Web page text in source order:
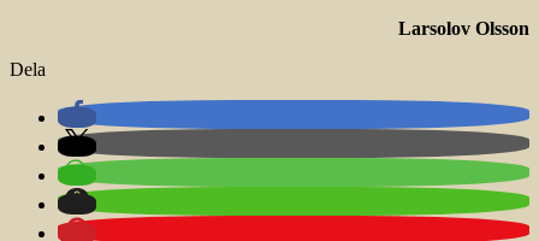
Larsolov Olsson
Dela